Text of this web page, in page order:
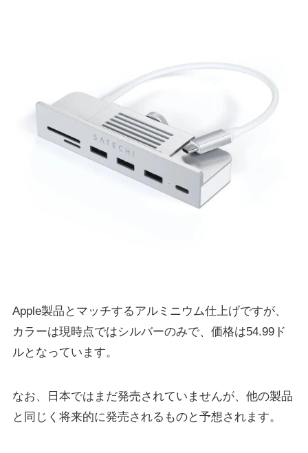
Apple製品とマッチするアルミニウム仕上げですが、
カラーは現時点ではシルバーのみで、価格は54.99ド
ルとなっています。
なお、日本ではまだ発売されていませんが、他の製品
と同じく将来的に発売されるものと予想されます。